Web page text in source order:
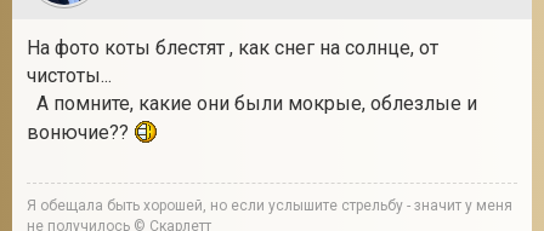
На фото коты блестят , как снег на солнце, от
чистоты...
А помните, какие они были мокрые, облезлые и
вонючие??
Я обещала быть хорошей, но если услышите стрельбу - значит у меня
не получилось © Скарлетт